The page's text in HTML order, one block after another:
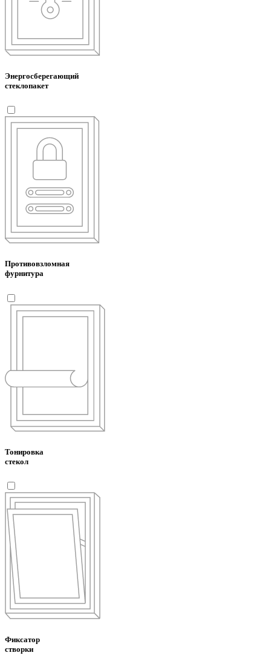
Энергосберегающий
стеклопакет
Противовзломная
фурнитура
Тонировка
стекол
Фиксатор
створки